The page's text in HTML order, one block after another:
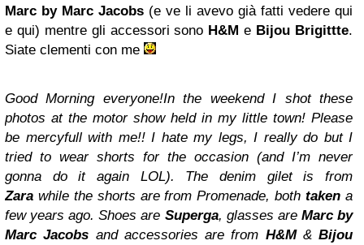
Marc by Marc Jacobs (e ve li avevo già fatti vedere qui
e qui) mentre gli accessori sono H&M e Bijou Brigittte.
Siate clementi con me
Good Morning everyone!In the weekend I shot these
photos at the motor show held in my little town! Please
be mercyfull with me!! I hate my legs, I really do but I
tried to wear shorts for the occasion (and I’m never
gonna do it again LOL). The denim gilet is from
Zara while the shorts are from Promenade, bothtaken a
few years ago. Shoes are Superga, glasses are Marc by
Marc Jacobs and accessories are from H&M&Bijou